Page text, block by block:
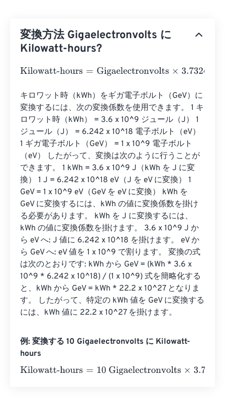
変換方法 Gigaelectronvolts に
Kilowatt-hours?
Kilowatt-hours=Gigaelectronvolts×3.732484782852825
キロワット時（kWh）をギガ電子ボルト（GeV）に
変換するには、次の変換係数を使用できます。 1 キ
ロワット時（kWh） = 3.6 x 10^9 ジュール（J） 1
ジュール（J） = 6.242 x 10^18 電子ボルト（eV）
1 ギガ電子ボルト（GeV） = 1 x 10^9 電子ボルト
（eV） したがって、変換は次のように行うことが
できます。 1 kWh = 3.6 x 10^9 J（kWh を J に変
換） 1 J = 6.242 x 10^18 eV（J を eV に変換） 1
GeV = 1 x 10^9 eV（GeV を eV に変換） kWh を
GeV に変換するには、kWh の値に変換係数を掛け
る必要があります。 kWh を J に変換するには、
kWh の値に変換係数を掛けます。 3.6 x 10^9 J か
ら eV へ: J 値に 6.242 x 10^18 を掛けます。 eV か
ら GeV へ: eV 値を 1 x 10^9 で割ります。 変換の式
は次のとおりです: kWh から GeV = (kWh * 3.6 x
10^9 * 6.242 x 10^18) / (1 x 10^9) 式を簡略化する
と、kWh から GeV = kWh * 22.2 x 10^27 となりま
す。 したがって、特定の kWh 値を GeV に変換する
には、kWh 値に 22.2 x 10^27 を掛けます。
例: 変換する 10 Gigaelectronvolts に Kilowatt-
hours
Kilowatt-hours=10 Gigaelectronvolts×